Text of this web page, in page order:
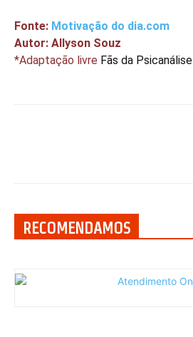
Fonte: Motivação do dia.com
Autor: Allyson Souz
*Adaptação livre Fãs da Psicanálise
RECOMENDAMOS